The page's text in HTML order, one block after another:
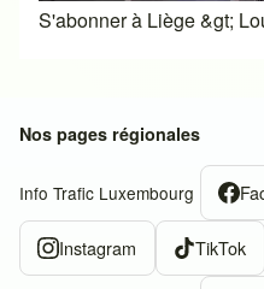
S'abonner à Liège &gt;
Nos pages régionales
Info Trafic Luxembourg
Instagram TikTok